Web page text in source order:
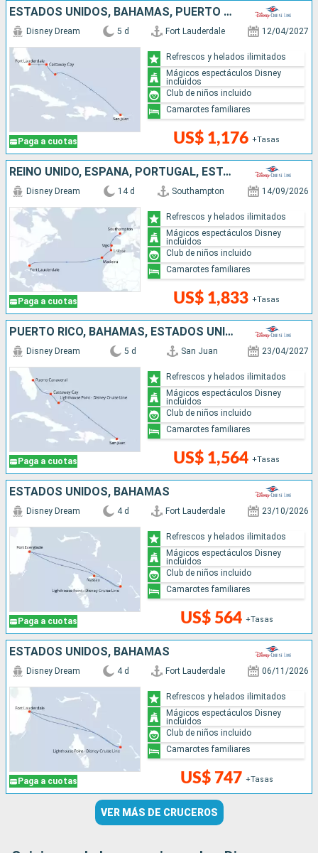
ESTADOS UNIDOS, BAHAMAS, PUERTO RICO
Paga a cuotas
Disney Dream 5 d Fort Lauderdale 12/04/2027
US$ 1,176 +Tasas
Refrescos y helados ilimitados
Mágicos espectáculos Disney
incluidos
Club de niños incluido
Camarotes familiares
REINO UNIDO, ESPAÑA, PORTUGAL, ESTADOS UNIDOS
Paga a cuotas
Disney Dream 14 d Southampton 14/09/2026
US$ 1,833 +Tasas
Refrescos y helados ilimitados
Mágicos espectáculos Disney
incluidos
Club de niños incluido
Camarotes familiares
PUERTO RICO, BAHAMAS, ESTADOS UNIDOS
Paga a cuotas
Disney Dream 5 d San Juan 23/04/2027
US$ 1,564 +Tasas
Refrescos y helados ilimitados
Mágicos espectáculos Disney
incluidos
Club de niños incluido
Camarotes familiares
ESTADOS UNIDOS, BAHAMAS
Paga a cuotas
Disney Dream 4 d Fort Lauderdale 23/10/2026
US$ 564 +Tasas
Refrescos y helados ilimitados
Mágicos espectáculos Disney
incluidos
Club de niños incluido
Camarotes familiares
ESTADOS UNIDOS, BAHAMAS
Paga a cuotas
Disney Dream 4 d Fort Lauderdale 06/11/2026
US$ 747 +Tasas
Refrescos y helados ilimitados
Mágicos espectáculos Disney
incluidos
Club de niños incluido
Camarotes familiares
VER MÁS DE CRUCEROS